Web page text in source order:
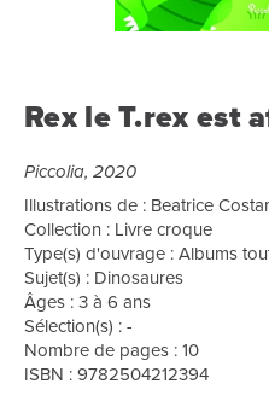
Rex le T.rex est
Piccolia, 2020
Illustrations de : Beatrice
Collection : Livre croque
Type(s) d'ouvrage : Albums
Sujet(s) : Dinosaures
Âges : 3 à 6 ans
Sélection(s) : -
Nombre de pages : 10
ISBN : 9782504212394